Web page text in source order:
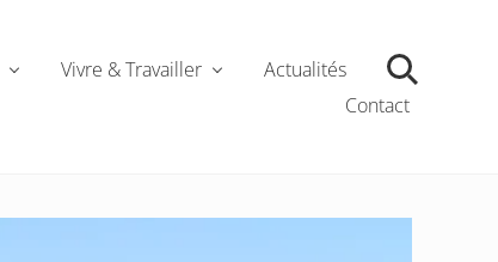
Vivre & Travailler
Actualités
Contact